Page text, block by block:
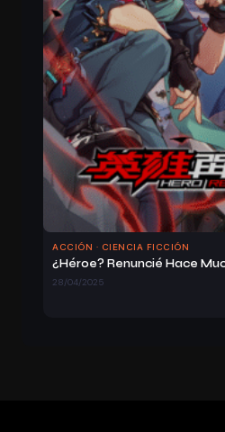
ACCIÓN · CIENCIA FICCIÓN
¿Héroe? Renuncié Hace
28/04/2025